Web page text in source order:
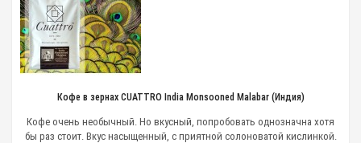
Все для чайной церемении
В нашем магазине представлены чайнички для
заварки и другие необходимые аксессуары для
проведения чайной церемонии.
пиалы;
глиняные наборы.
Кофе в зернах CUATTRO India Monsooned Malabar (Индия)
Кофе очень необычный. Но вкусный, попробовать однозначна хотя
бы раз стоит. Вкус насыщенный, с приятной солоноватой кислинкой.